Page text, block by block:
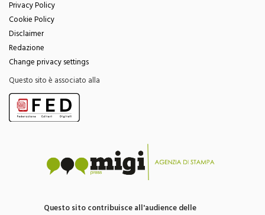
Privacy Policy
Cookie Policy
Disclaimer
Redazione
Change privacy settings
Questo sito è associato alla